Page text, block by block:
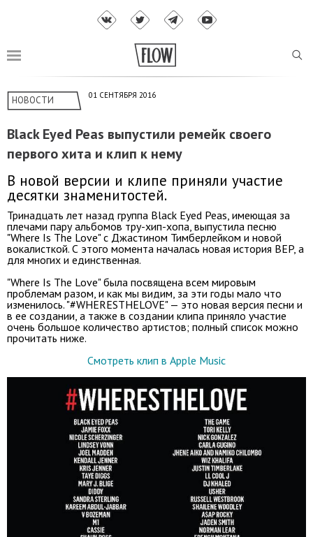
НОВОСТИ 01 СЕНТЯБРЯ 2016
Black Eyed Peas выпустили ремейк своего
первого хита и клип к нему
В новой версии и клипе приняли участие
десятки знаменитостей.
Тринадцать лет назад группа Black Eyed Peas, имеющая за
плечами пару альбомов тру-хип-хопа, выпустила песню
"Where Is The Love" с Джастином Тимберлейком и новой
вокалисткой. С этого момента началась новая история BEP, а
для многих и единственная.
"Where Is The Love" была посвящена всем мировым
проблемам разом, и как мы видим, за эти годы мало что
изменилось. "#WHERESTHELOVE" — это новая версия песни и
в ее создании, а также в создании клипа приняло участие
очень большое количество артистов; полный список можно
прочитать ниже.
Смотреть клип в Apple Music